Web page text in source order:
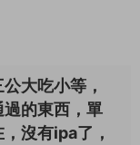
大吃小等，
的東西，單
沒有ipa了，